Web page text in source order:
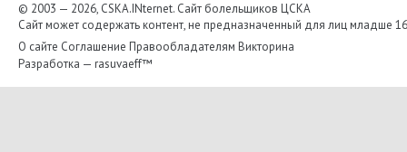
© 2003 — 2026, CSKA.INternet. Cайт болельщиков ЦСКА
Сайт может содержать контент, не предназначенный для лиц младше
О сайте Соглашение Правообладателям Викторина
Разработка — rasuvaeff™